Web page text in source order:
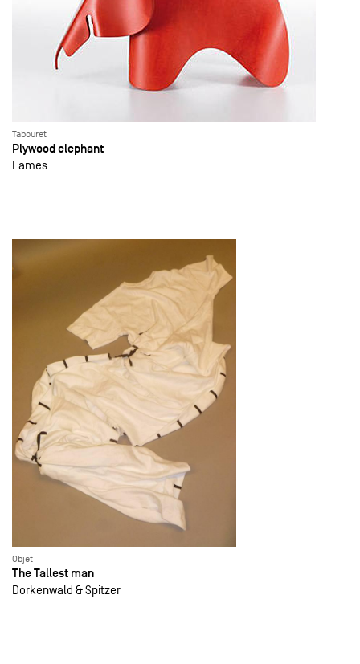
Tabouret
Plywood elephant
Eames
Objet
The Tallest man
Dorkenwald & Spitzer